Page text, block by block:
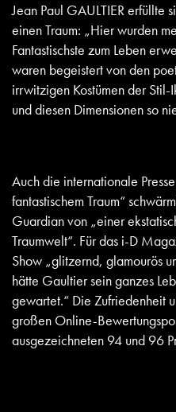
Jean Paul GAULTIER erfüllte
einen Traum: „Hier wurden
Fantastischste zum Leben
waren begeistert von den
irrwitzigen Kostümen der
und diesen Dimensionen so
Auch die internationale
fantastischem Traum“
Guardian von „einer
Traumwelt“. Für das i-D
Show „glitzernd, glamourös
hätte Gaultier sein ganzes
gewartet.“ Die Zufriedenheit
großen Online-
ausgezeichneten 94 und 96